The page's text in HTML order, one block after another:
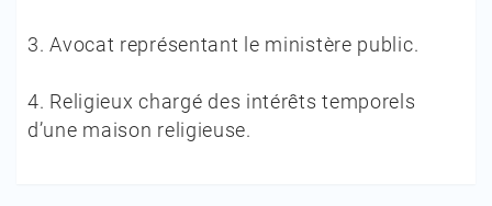
3.Avocat représentant le ministère public.
4. Religieux chargé des intérêts temporels
d’une maison religieuse.